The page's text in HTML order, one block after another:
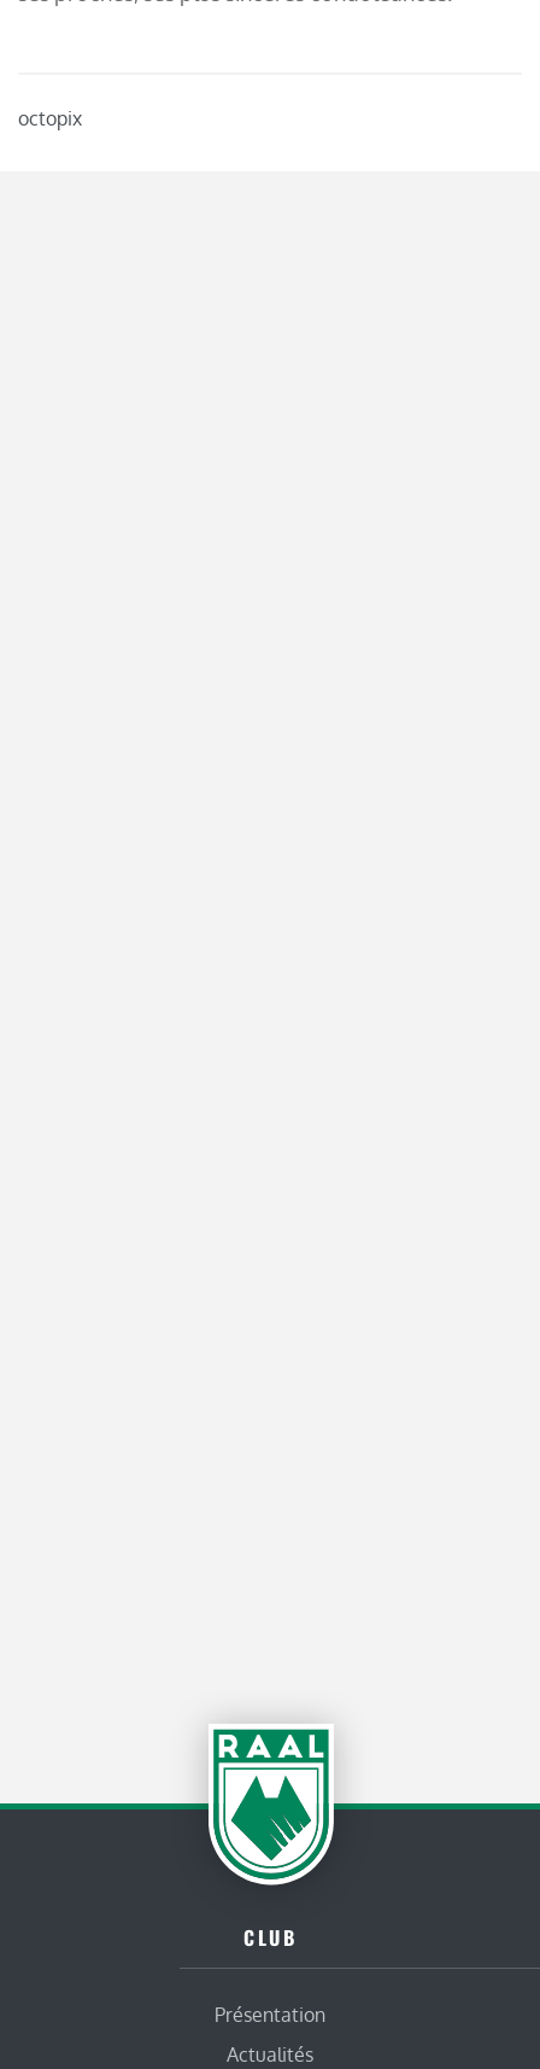
octopix
CLUB
Présentation
Actualités